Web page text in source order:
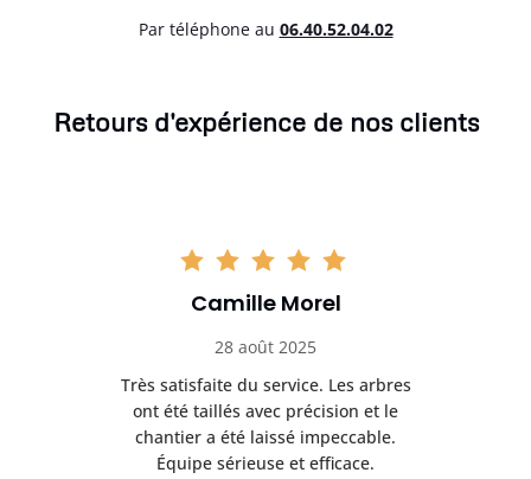
Par téléphone au 06.40.52.04.02
Retours d'expérience de nos clients
Camille Morel
28 août 2025
Très satisfaite du service. Les arbres
ont été taillés avec précision et le
chantier a été laissé impeccable.
Équipe sérieuse et efficace.